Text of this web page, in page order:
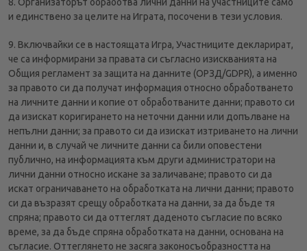
8. Организаторът обработва лични данни на участниците само
и единствено за целите на Играта, посочени в тези условия.
9. Включвайки се в настоящата Игра, Участниците декларират,
че са информирани за правата си съгласно изискванията на
Общия регламент за защита на данните (ОРЗД/GDPR), а именно
за правото си да получат информация относно обработването
на личните данни и копие от обработваните данни; правото си
да изискат коригирането на неточни данни или допълване на
непълни данни; за правото си да изискат изтриването на лични
данни и, в случай че личните данни са били оповестени
публично, на информацията към други администратори на
лични данни относно искане за заличаване; правото си да
искат ограничаването на обработката на лични данни; правото
си да възразят срещу обработката на данни, за да бъде тя
спряна; правото си да оттеглят даденото съгласие по всяко
време, за да бъде спряна обработката на данни, основана на
съгласие. Оттеглянето не засяга законосъобразността на